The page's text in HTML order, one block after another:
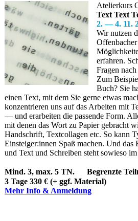
Atelierkurs
Text Text
2. — 4. 11.
Wir nutzen
erfahren.
Fragen
Zum
Buch? Sie
einen Text, mit dem Sie gerne etwas
konzentrieren uns auf das Arbeiten mit
— und erarbeiten die passende Form.
mit denen das Wort zu Papier gebracht
Handschrift, Textcollagen etc. So kann
Einsteiger:innen Spaß machen. Und das
und Text und Schreiben steht sowieso
Mind. 3, max. 5 TN. Begrenzte
3 Tage 330 € (+ ggf. Material)
Mehr Info & Anmeldung